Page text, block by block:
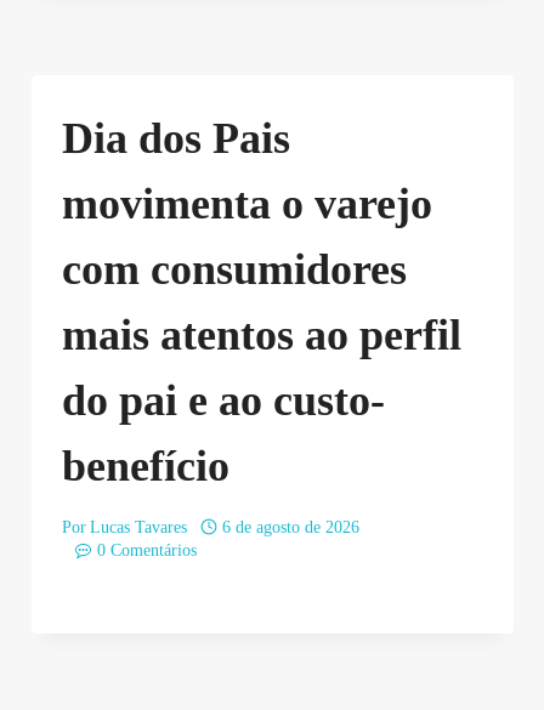
Dia dos Pais
movimenta o varejo
com consumidores
mais atentos ao perfil
do pai e ao custo-
benefício
Por Lucas Tavares
6 de agosto de 2026
0 Comentários